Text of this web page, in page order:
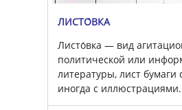
ЛИСТО́ВКА
Листо́вка — вид
политической или
литературы, лист бумаги
иногда с иллюстрациями.